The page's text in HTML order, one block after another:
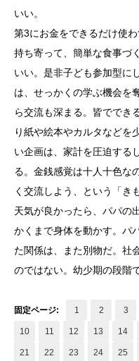
いい。
第3にお金をできるだけ使
持ち寄って、簡単な食事づ
いい。是非子ども参加型に
は、せっかくの学ぶ機会を
ら交流も深まる。皆ででき
り紙や絵本やカルタなどを
い企画は、家計を圧迫する
る。金銭感覚は十人十色な
く交流しよう、という「き
天気が良かったら、パパの
かくまで身体を動かす。パ
た関係は、また別物だ。社
のではない。幼少期の段階
固定ページ: 1 2 3
10 11 12 13 14
21 22 23 24 25